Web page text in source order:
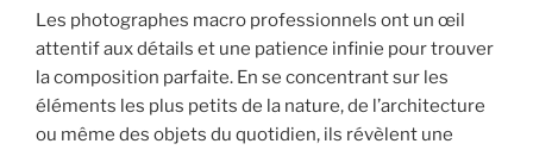
Les photographes macro professionnels ont un œil
attentif aux détails et une patience infinie pour trouver
la composition parfaite. En se concentrant sur les
éléments les plus petits de la nature, de l’architecture
ou même des objets du quotidien, ils révèlent une